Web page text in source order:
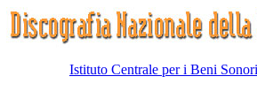
Istituto Centrale per i Beni